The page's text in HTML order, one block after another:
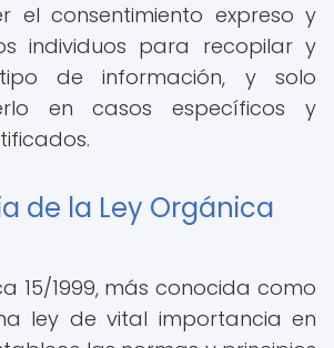
el consentimiento expreso y
individuos para recopilar y
de información, y solo
en casos específicos y
de la Ley Orgánica
15/1999, más conocida como
ley de vital importancia en